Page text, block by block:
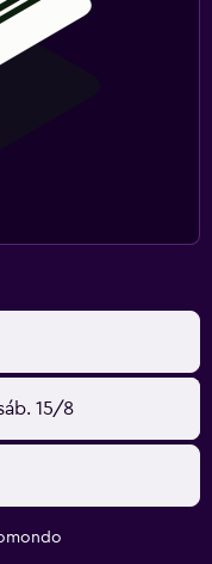
15/8